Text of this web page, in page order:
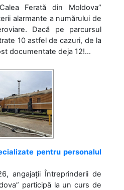
Ferată din Moldova”
alarmante a numărului de
Dacă pe parcursul
10 astfel de cazuri, de la
documentate deja 12!...
pentru personalul
angajații Întreprinderii de
participă la un curs de